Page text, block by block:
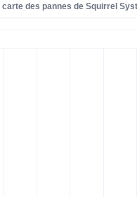
carte des pannes de Squirrel